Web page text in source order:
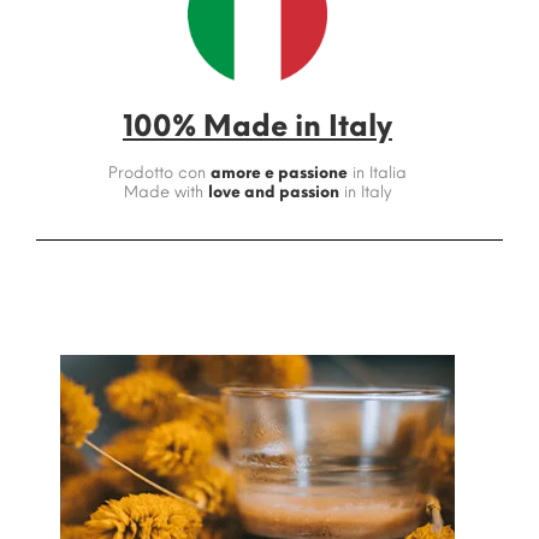
100% Made in Italy
Prodotto con amore e passione in Italia
Made with love and passionin Italy